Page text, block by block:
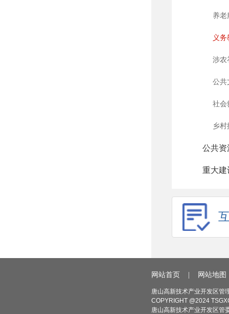
养老
义
涉农
公共
社会
乡村
公共资
重大建
网站首页 网站地图
唐山高新技术产业开发区管
COPYRIGHT @2024
唐山高新技术产业开发区管